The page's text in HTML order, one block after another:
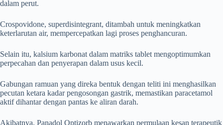
dalam perut.
Crospovidone, superdisintegrant, ditambah untuk meningkatkan
keterlarutan air, mempercepatkan lagi proses penghancuran.
Selain itu, kalsium karbonat dalam matriks tablet mengoptimumkan
perpecahan dan penyerapan dalam usus kecil.
Gabungan ramuan yang direka bentuk dengan teliti ini menghasilkan
pecutan ketara kadar pengosongan gastrik, memastikan paracetamol
aktif dihantar dengan pantas ke aliran darah.
Akibatnya, Panadol Optizorb menawarkan permulaan kesan terapeutik